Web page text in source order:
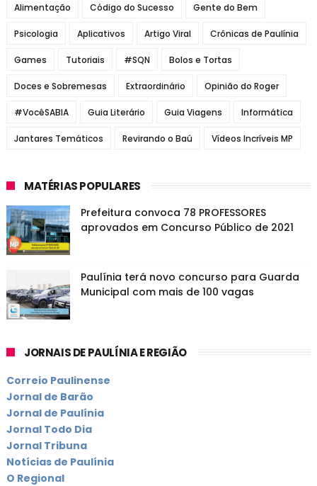
Alimentação Código do Sucesso Gente do Bem
Psicologia Aplicativos Artigo Viral Crônicas de Paulínia
Games Tutoriais #SQN Bolos e Tortas
Doces e Sobremesas Extraordinário Opinião do Roger
#VocêSABIA Guia Literário Guia Viagens Informática
Jantares Temáticos Revirando o Baú Vídeos Incríveis MP
MATÉRIAS POPULARES
Prefeitura convoca 78 PROFESSORES
aprovados em Concurso Público de 2021
Paulínia terá novo concurso para Guarda
Municipal com mais de 100 vagas
JORNAIS DE PAULÍNIA E REGIÃO
Correio Paulinense
Jornal de Barão
Jornal de Paulínia
Jornal Todo Dia
Jornal Tribuna
Notícias de Paulínia
O Regional